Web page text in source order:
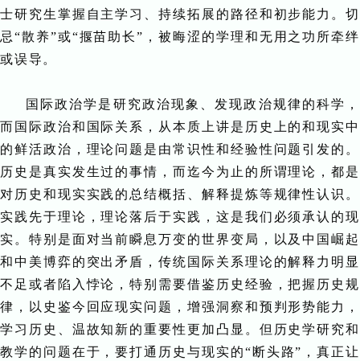
士研究生掌握自主学习、持续拓展的路径和初步能力。切
忌“散养”或“揠苗助长”，被晦涩的学理和无用之功所牵绊
或误导。
国际政治学是研究政治现象、发现政治规律的科学，
而国际政治和国际关系，从本质上讲是历史上的和现实中
的鲜活政治，理论问题是由常识性和经验性问题引发的。
历史是真实发生过的事情，而迄今为止的所谓理论，都是
对历史和现实实践的总结概括、解释提炼等规律性认识。
实践先于理论，理论落后于实践，这是我们必须承认的现
实。特别是面对当前瞬息万变的世界变局，以及中国崛起
和中美博弈的突出矛盾，传统国际关系理论的解释力明显
不足或者陷入悖论，特别需要借鉴历史经验，把握历史规
律，以史鉴今回应现实问题，增强洞察和预判形势能力，
学习历史、温故知新的重要性更加凸显。但历史学研究和
教学的问题在于，要打通历史与现实的“断头路”，真正让